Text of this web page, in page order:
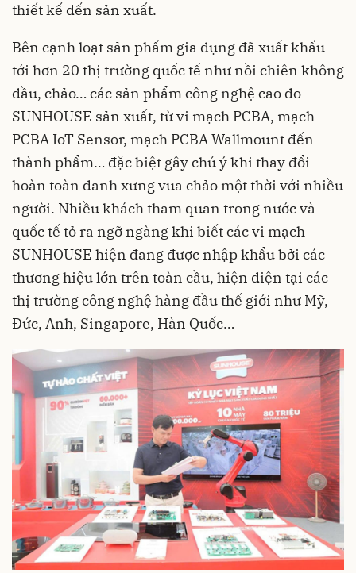
thiết kế đến sản xuất.
Bên cạnh loạt sản phẩm gia dụng đã xuất khẩu
tới hơn 20 thị trường quốc tế như nồi chiên không
dầu, chảo… các sản phẩm công nghệ cao do
SUNHOUSE sản xuất, từ vi mạch PCBA, mạch
PCBA IoT Sensor, mạch PCBA Wallmount đến
thành phẩm… đặc biệt gây chú ý khi thay đổi
hoàn toàn danh xưng vua chảo một thời với nhiều
người. Nhiều khách tham quan trong nước và
quốc tế tỏ ra ngỡ ngàng khi biết các vi mạch
SUNHOUSE hiện đang được nhập khẩu bởi các
thương hiệu lớn trên toàn cầu, hiện diện tại các
thị trường công nghệ hàng đầu thế giới như Mỹ,
Đức, Anh, Singapore, Hàn Quốc…